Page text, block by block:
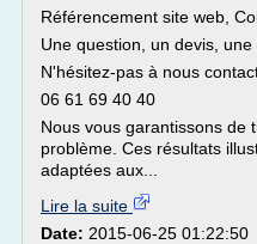
Référencement site web,
Une question, un devis,
N'hésitez-pas à nous
06 61 69 40 40
Nous vous garantissons de
problème. Ces résultats
adaptées aux...
Lire la suite
Date: 2015-06-25 01:22:50